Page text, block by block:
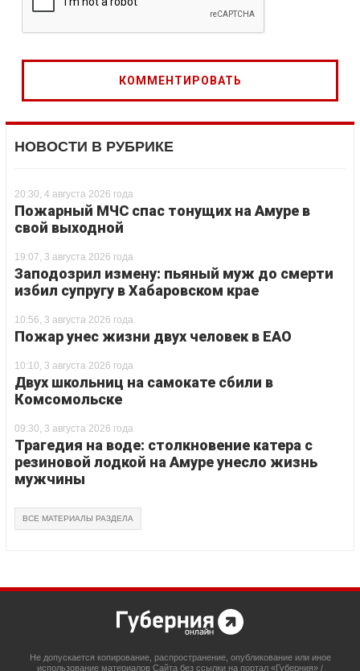
НОВОСТИ В РУБРИКЕ
20:30, 4 августа 2026 года
Пожарный МЧС спас тонущих на Амуре в
свой выходной
19:07, 3 августа 2026 года
Заподозрил измену: пьяный муж до смерти
избил супругу в Хабаровском крае
10:56, 3 августа 2026 года
Пожар унес жизни двух человек в ЕАО
10:10, 3 августа 2026 года
Двух школьниц на самокате сбили в
Комсомольске
09:30, 3 августа 2026 года
Трагедия на воде: столкновение катера с
резиновой лодкой на Амуре унесло жизнь
мужчины
ВСЕ МАТЕРИАЛЫ РАЗДЕЛА
Не допускается копирование, распространение, опубликование или иное
использование материалов Сайта без ссылки на портал «Губерния» /